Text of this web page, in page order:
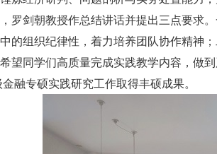
罗剑朝教授作总结讲话并提出三点要求
的组织纪律性，着力培养团队协作精神
望同学们高质量完成实践教学内容，做
融专硕实践研究工作取得丰硕成果。